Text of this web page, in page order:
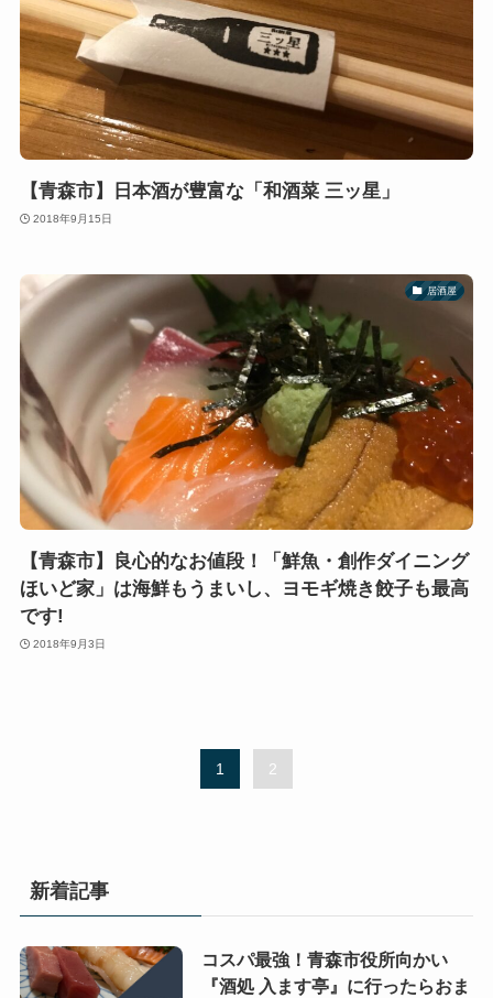
【青森市】日本酒が豊富な「和酒菜 三ッ星」
2018年9月15日
居酒屋
【青森市】良心的なお値段！「鮮魚・創作ダイニング
ほいど家」は海鮮もうまいし、ヨモギ焼き餃子も最高
です!
2018年9月3日
1 2
新着記事
コスパ最強！青森市役所向かい
『酒処 入ます亭』に行ったらおま